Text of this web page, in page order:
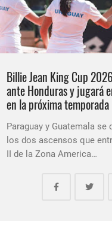
Billie Jean King Cup
ante Honduras y jugará
en la próxima temporada
Paraguay y Guatemala se
los dos ascensos que
II de la Zona America…